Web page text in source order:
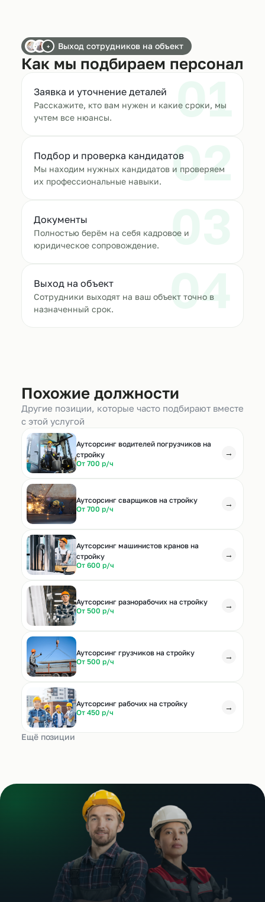
+ Выход сотрудников на объект
Как мы подбираем персонал
01
Заявка и уточнение деталей
Расскажите, кто вам нужен и какие сроки, мы
учтем все нюансы.
02
Подбор и проверка кандидатов
Мы находим нужных кандидатов и проверяем
их профессиональные навыки.
03
Документы
Полностью берём на себя кадровое и
юридическое сопровождение.
04
Выход на объект
Сотрудники выходят на ваш объект точно в
назначенный срок.
Похожие должности
Другие позиции, которые часто подбирают вместе
с этой услугой
Аутсорсинг водителей погрузчиков на
стройку
От 700 р/ч
→
Аутсорсинг сварщиков на стройку
От 700 р/ч
→
Аутсорсинг машинистов кранов на
стройку
От 600 р/ч
→
Аутсорсинг разнорабочих на стройку
От 500 р/ч
→
Аутсорсинг грузчиков на стройку
От 500 р/ч
→
Аутсорсинг рабочих на стройку
От 450 р/ч
→
Ещё позиции